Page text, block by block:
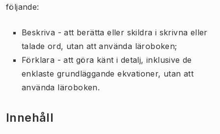
följande:
Beskriva - att berätta eller skildra i skrivna eller
talade ord, utan att använda läroboken;
Förklara - att göra känt i detalj, inklusive de
enklaste grundläggande ekvationer, utan att
använda läroboken.
Innehåll